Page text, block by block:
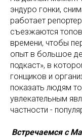
эндуро гонки,
работает
съезжаются
времени, чтобы
опыт в большое
подкаст», в
гонщиков и
показать людям
увлекательным
частности -
Встречаемся с